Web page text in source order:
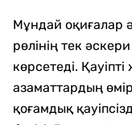
Мұндай оқиғалар
рөлінің тек
көрсетеді.
азаматтардың
қоғамдық